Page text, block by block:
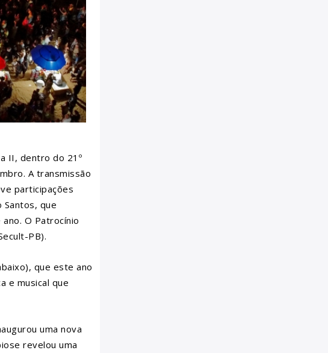
II, dentro do 21º
A transmissão
participações
Santos, que
O Patrocínio
PB).
que este ano
e musical que
uma nova
revelou uma